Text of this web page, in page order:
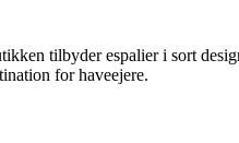
tilbyder espalier i sort
for haveejere.